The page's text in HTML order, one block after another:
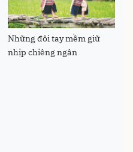
Những đôi tay mềm giữ
nhịp chiêng ngân